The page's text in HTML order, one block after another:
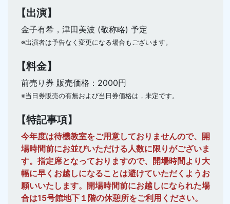
【出演】
金子有希，津田美波 (敬称略) 予定
※出演者は予告なく変更になる場合もございます。
【料金】
前売り券 販売価格：2000円
※当日券販売の有無および当日券価格は，未定です。
【特記事項】
今年度は待機教室をご用意しておりませんので、開
場時間前にお並びいただける人数に限りがございま
す。指定席となっておりますので、開場時間より大
幅に早くお越しになることは避けていただくようお
願いいたします。開場時間前にお越しになられた場
合は15号館地下１階の休憩所をご利用ください。